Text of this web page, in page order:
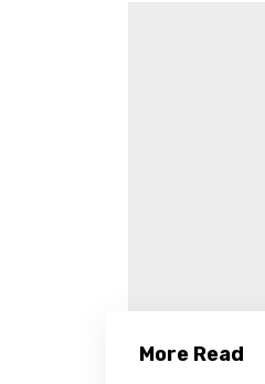
More Read